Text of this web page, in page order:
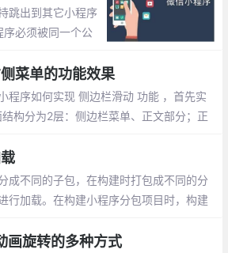
跳出到其它小程序
必须被同一个公
转的步骤。
菜单的功能效果
程序如何实现 侧边栏滑动 功能 ，首先实
构分为2层：侧边栏菜单、正文部分；正
成不同的子包，在构建时打包成不同的分
行加载。在构建小程序分包项目时，构建
启动页/TabBar 页面
画旋转的多种方式